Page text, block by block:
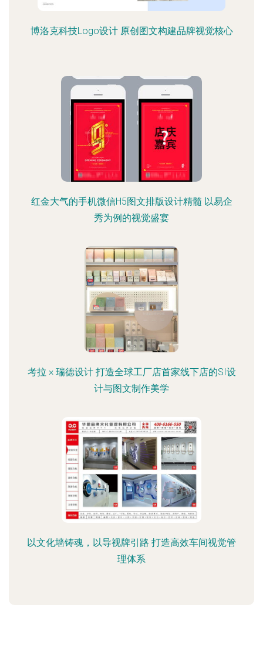
博洛克科技Logo设计 原创图文构建品牌视觉核心
红金大气的手机微信H5图文排版设计精髓 以易企
秀为例的视觉盛宴
考拉 × 瑞德设计 打造全球工厂店首家线下店的SI设
计与图文制作美学
以文化墙铸魂，以导视牌引路 打造高效车间视觉管
理体系